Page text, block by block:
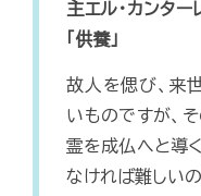
主エル・カンタ
「供養」
故人を偲び、来
いものですが、
霊を成仏へと導
なければ難しいの